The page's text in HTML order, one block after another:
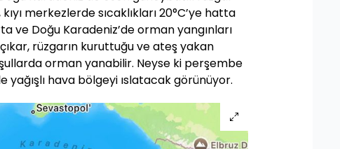
merkezlerde sıcaklıkları 20°C’ye hatta
ve Doğu Karadeniz’de orman yangınları
rüzgarın kuruttuğu ve ateş yakan
orman yanabilir. Neyse ki perşembe
yağışlı hava bölgeyi ıslatacak görünüyor.